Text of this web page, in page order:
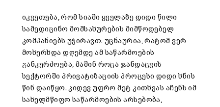
იკვეთება, რომ სიაში ყველაზე დიდი წილი
სამედიცინო მომსახურების მიმწოდებელ
კომპანიებს უჭირავთ. უცნაურია, რატომ ვერ
მოხერხდა დღემდე ამ საწარმოების
განკერძოება, მაშინ როცა ჯანდაცვის
სექტორში პრივატიზაციის პროცესი დიდი ხნის
წინ დაიწყო. კიდევ უფრო მეტ კითხვას აჩენს იმ
სახელმწიფო საწარმოების არსებობა,